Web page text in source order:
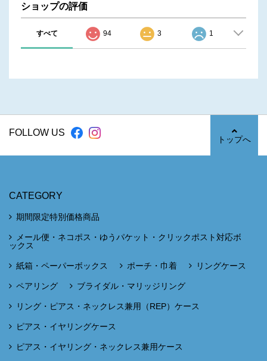
ショップの評価
すべて 94 3 1
FOLLOW US
トップへ
CATEGORY
期間限定特別価格商品
メール便・ネコポス・ゆうパケット・クリックポスト対応ボ
ックス
紙箱・ペーパーボックス ポーチ・巾着 リングケース
ペアリング ブライダル・マリッジリング
リング・ピアス・ネックレス兼用（REP）ケース
ピアス・イヤリングケース
ピアス・イヤリング・ネックレス兼用ケース